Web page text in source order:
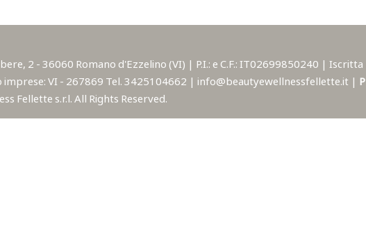
2 - 36060 Romano d'Ezzelino (VI) | P.I.: e C.F.: IT02699850240 |
imprese: VI - 267869 Tel. 3425104662 | info@beautyewellnessfellette.it |
Fellette s.r.l. All Rights Reserved.